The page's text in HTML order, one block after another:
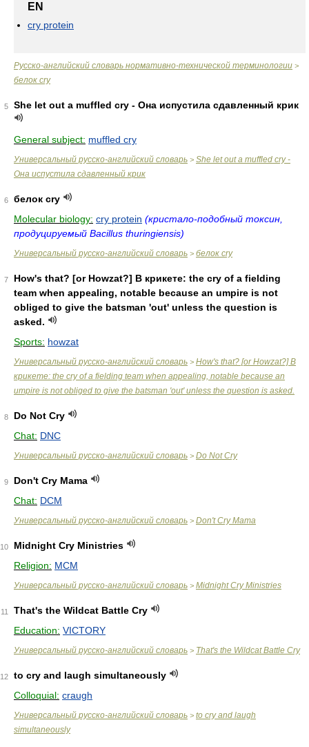
EN
cry protein
Русско-английский словарь нормативно-технической терминологии >
белок cry
5 She let out a muffled cry - Она испустила сдавленный крик
General subject: muffled cry
Универсальный русско-английский словарь > She let out a muffled cry -
Она испустила сдавленный крик
6
белок cry
Molecular biology: cry protein (кристало-подобный токсин,
продуцируемый Bacillus thuringiensis)
Универсальный русско-английский словарь > белок cry
7
How's that? [or Howzat?] В крикете: the cry of a fielding
team when appealing, notable because an umpire is not
obliged to give the batsman 'out' unless the question is
asked.
Sports: howzat
Универсальный русско-английский словарь > How's that? [or Howzat?] В
крикете: the cry of a fielding team when appealing, notable because an
umpire is not obliged to give the batsman 'out' unless the question is asked.
8
Do Not Cry
Chat: DNC
Универсальный русско-английский словарь > Do Not Cry
9
Don't Cry Mama
Chat: DCM
Универсальный русско-английский словарь > Don't Cry Mama
10
Midnight Cry Ministries
Religion: MCM
Универсальный русско-английский словарь > Midnight Cry Ministries
11
That's the Wildcat Battle Cry
Education: VICTORY
Универсальный русско-английский словарь > That's the Wildcat Battle Cry
12
to cry and laugh simultaneously
Colloquial: craugh
Универсальный русско-английский словарь > to cry and laugh
simultaneously